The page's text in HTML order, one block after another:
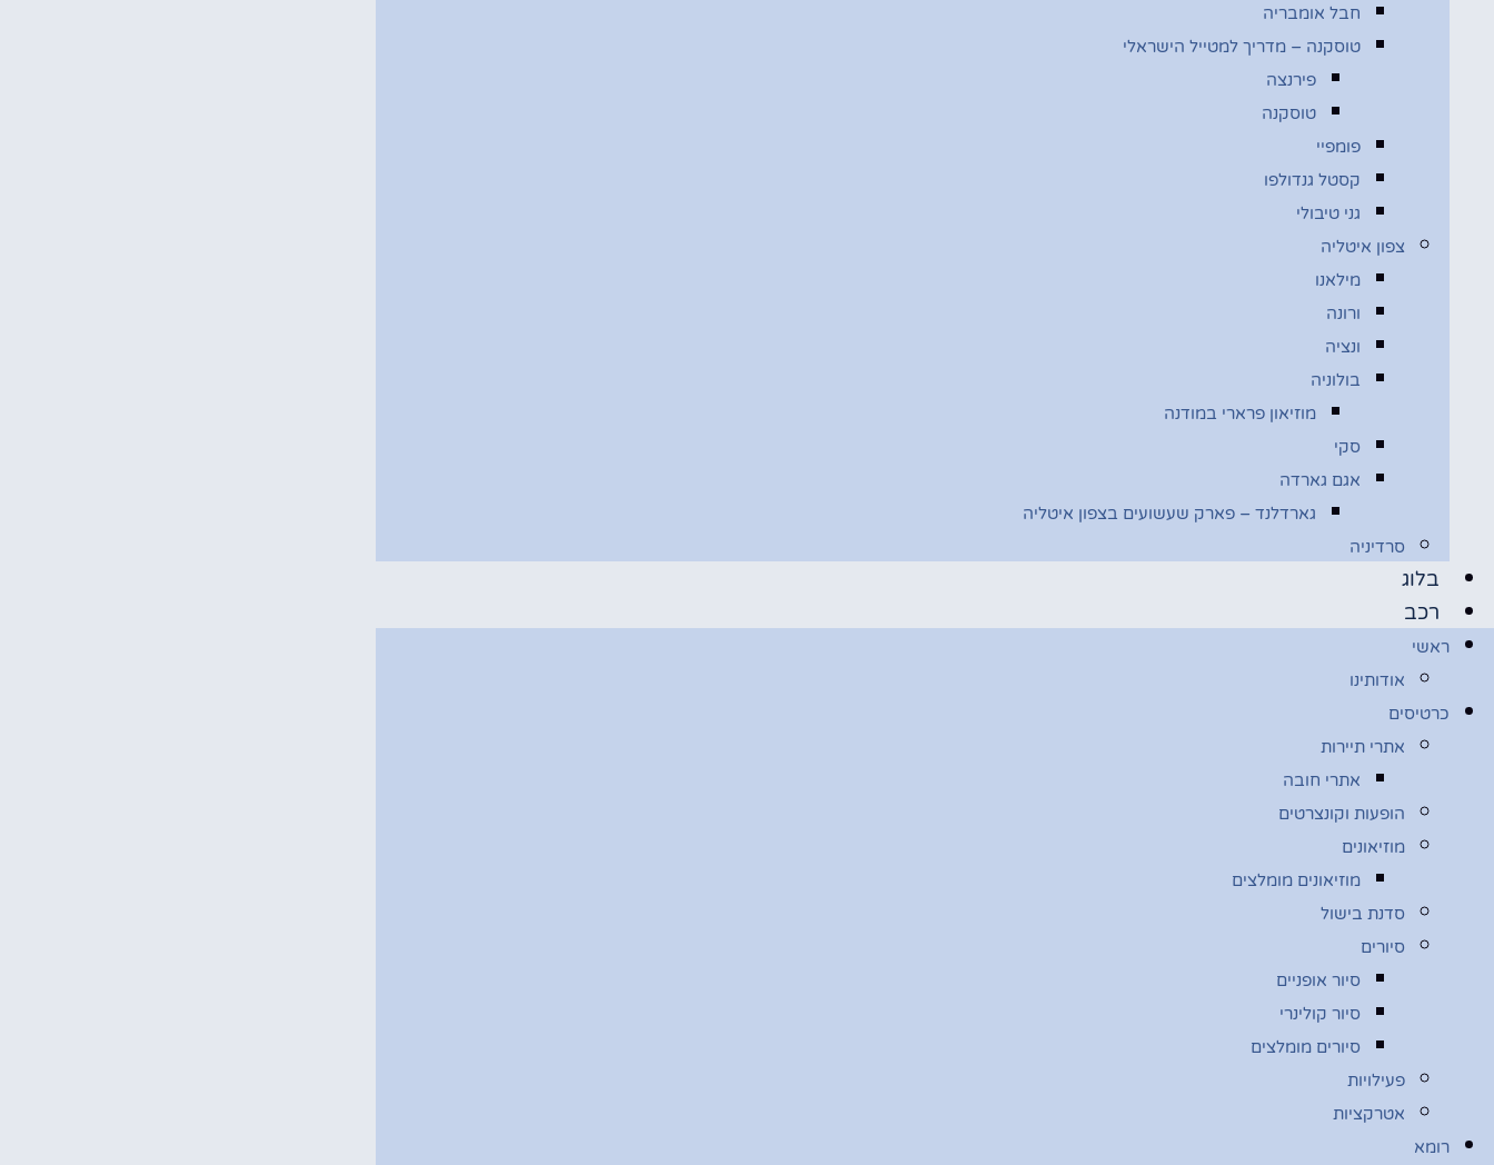
חבל אומבריה
טוסקנה – מדריך למטייל הישראלי
פירנצה
טוסקנה
פומפיי
קסטל גנדולפו
גני טיבולי
צפון איטליה
מילאנו
ורונה
ונציה
בולוניה
מוזיאון פרארי במודנה
סקי
אגם גארדה
גארדלנד – פארק שעשועים בצפון איטליה
סרדיניה
בלוג
רכב
ראשי
אודותינו
כרטיסים
אתרי תיירות
אתרי חובה
הופעות וקונצרטים
מוזיאונים
מוזיאונים מומלצים
סדנת בישול
סיורים
סיור אופניים
סיור קולינרי
סיורים מומלצים
פעילויות
אטרקציות
רומא